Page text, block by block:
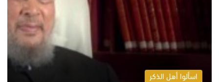
اسألوا أهل الذكر